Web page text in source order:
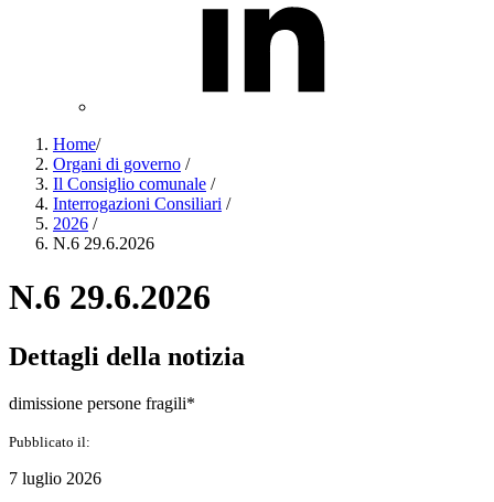
Home/
Organi di governo /
Il Consiglio comunale /
Interrogazioni Consiliari /
2026 /
N.6 29.6.2026
N.6 29.6.2026
Dettagli della notizia
dimissione persone fragili*
Pubblicato il:
7 luglio 2026